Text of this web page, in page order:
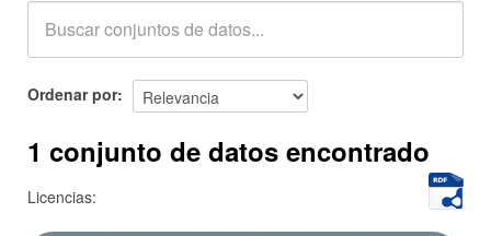
Acerca de
Ordenar por
1 conjunto de datos encontrado
Licencias: